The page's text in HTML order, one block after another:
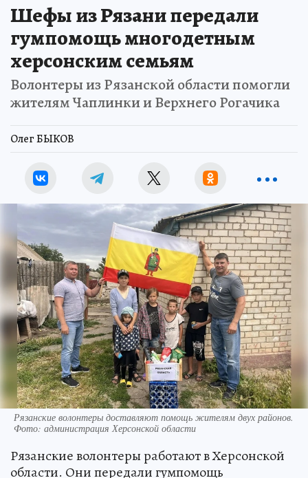
Шефы из Рязани передали
гумпомощь многодетным
херсонским семьям
Волонтеры из Рязанской области помогли
жителям Чаплинки и Верхнего Рогачика
Олег БЫКОВ
Рязанские волонтеры доставляют помощь жителям двух районов.
Фото: администрация Херсонской области
Рязанские волонтеры работают в Херсонской
области. Они передали гумпомощь